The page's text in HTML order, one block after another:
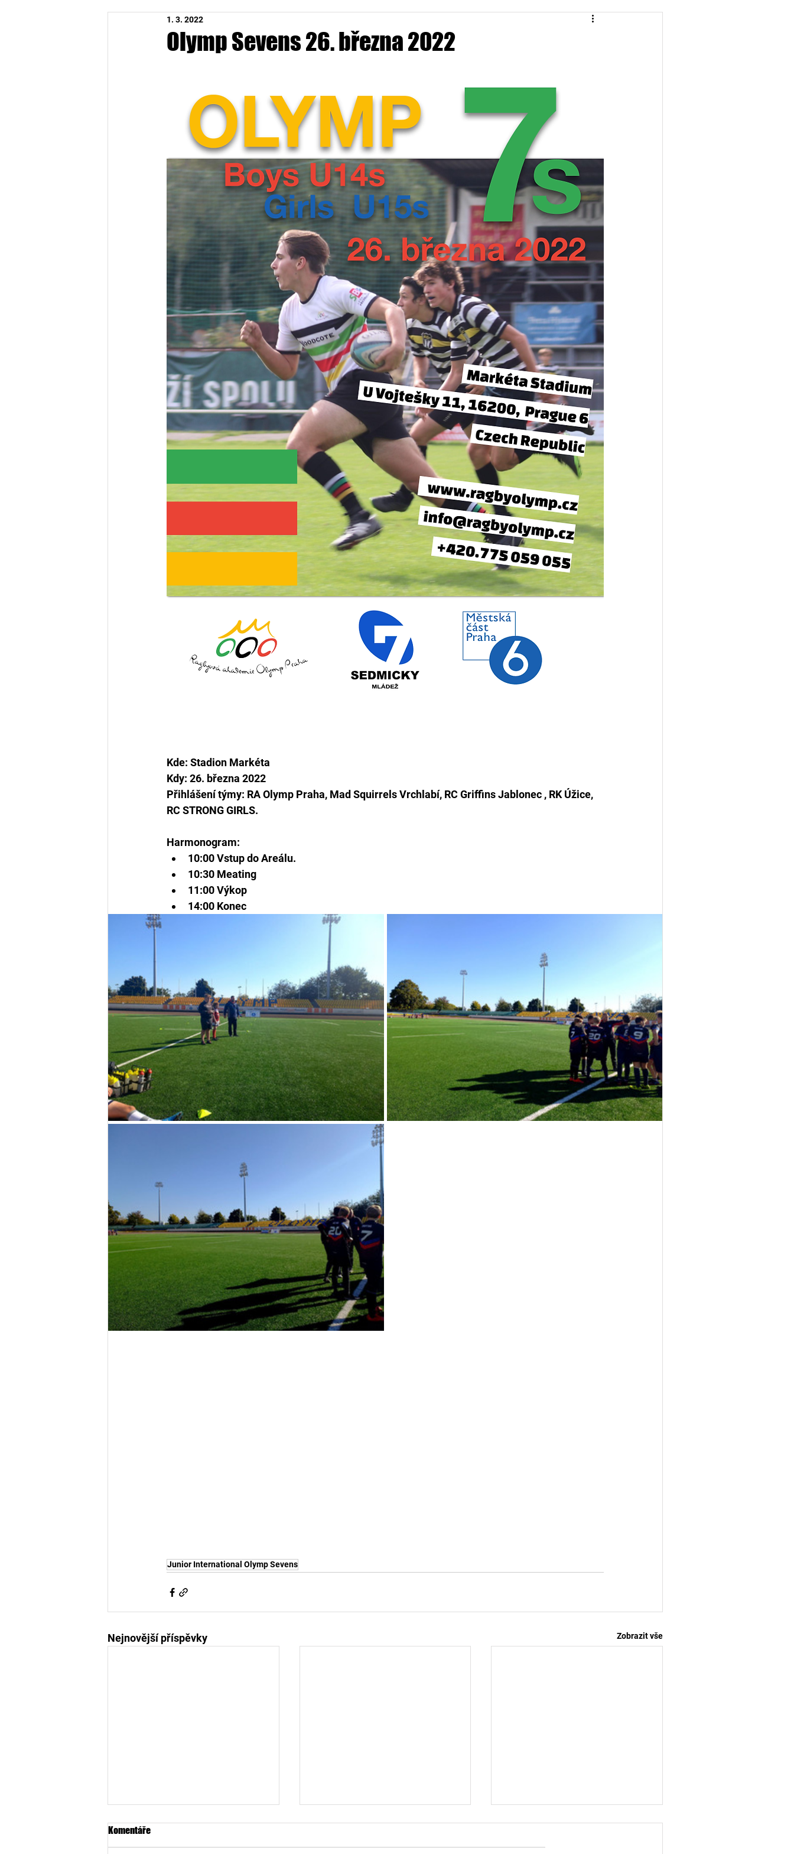
Olymp Sevens 26. března 2022
1. 3. 2022
Kde: Stadion Markéta
Kdy: 26. března 2022
Přihlášení týmy: RA Olymp Praha, Mad Squirrels Vrchlabí, RC Griffins Jablonec , RK Úžice,
RC STRONG GIRLS.
Harmonogram:
10:00 Vstup do Areálu.
10:30 Meating
11:00 Výkop
14:00 Konec
Junior International Olymp Sevens
Nejnovější příspěvky Zobrazit vše
Komentáře